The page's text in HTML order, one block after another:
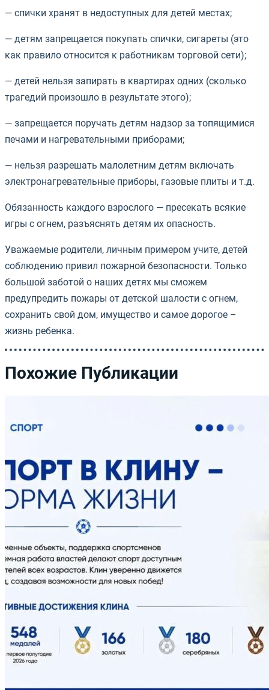
— спички хранят в недоступных для детей местах;
— детям запрещается покупать спички, сигареты (это
как правило относится к работникам торговой сети);
— детей нельзя запирать в квартирах одних (сколько
трагедий произошло в результате этого);
— запрещается поручать детям надзор за топящимися
печами и нагревательными приборами;
— нельзя разрешать малолетним детям включать
электронагревательные приборы, газовые плиты и т.д.
Обязанность каждого взрослого — пресекать всякие
игры с огнем, разъяснять детям их опасность.
Уважаемые родители, личным примером учите, детей
соблюдению привил пожарной безопасности. Только
большой заботой о наших детях мы сможем
предупредить пожары от детской шалости с огнем,
сохранить свой дом, имущество и самое дорогое –
жизнь ребенка.
Похожие Публикации